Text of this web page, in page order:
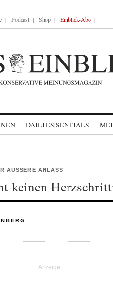
Podcast Shop Einblick-Abo
DAILI|ES|SENTIALS
ÄUSSERE ANLASS
keinen